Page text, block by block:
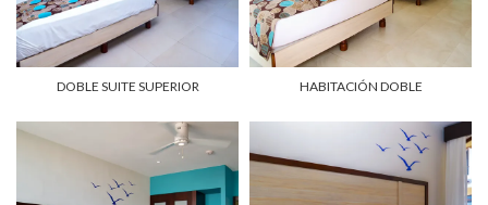
DOBLE SUITE SUPERIOR HABITACIÓN DOBLE